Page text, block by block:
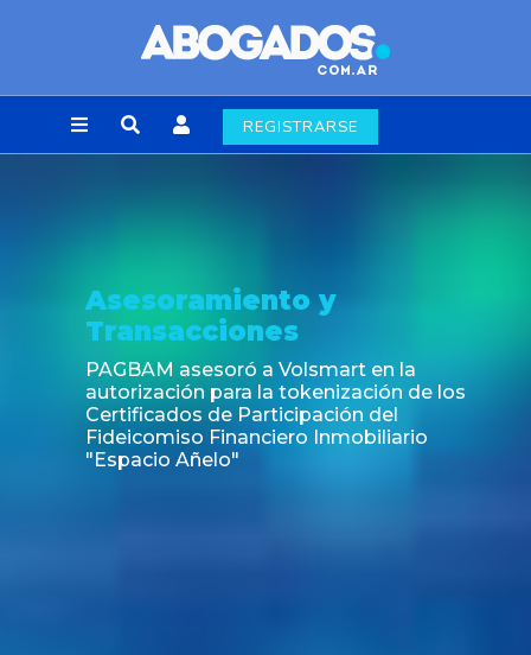
REGISTRARSE
y
asesoró a Volsmart en la
para la tokenización de los
de Participación del
Financiero Inmobiliario
Añelo"